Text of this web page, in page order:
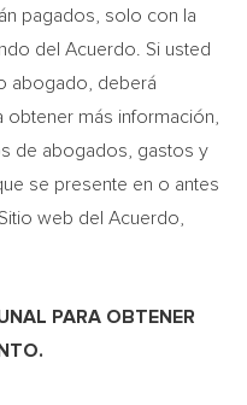
pagados, solo con la
del Acuerdo. Si usted
abogado, deberá
más información,
de abogados, gastos y
se presente en o antes
web del Acuerdo,
PARA OBTENER